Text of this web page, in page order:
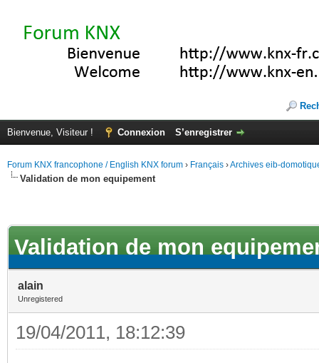
Bienvenue, Visiteur ! Connexion S’enregistrer
Forum KNX francophone / English KNX forum › Français ›Archives eib-
Validation de mon equipement
Validation de mon
alain
Unregistered
19/04/2011, 18:12:39